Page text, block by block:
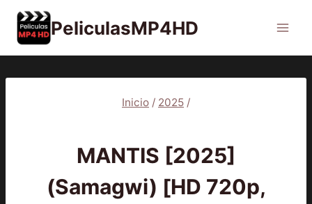
Saltar
contenido
PeliculasMP4HD
Inicio / 2025 /
MANTIS [2025]
(Samagwi) [HD 720p,